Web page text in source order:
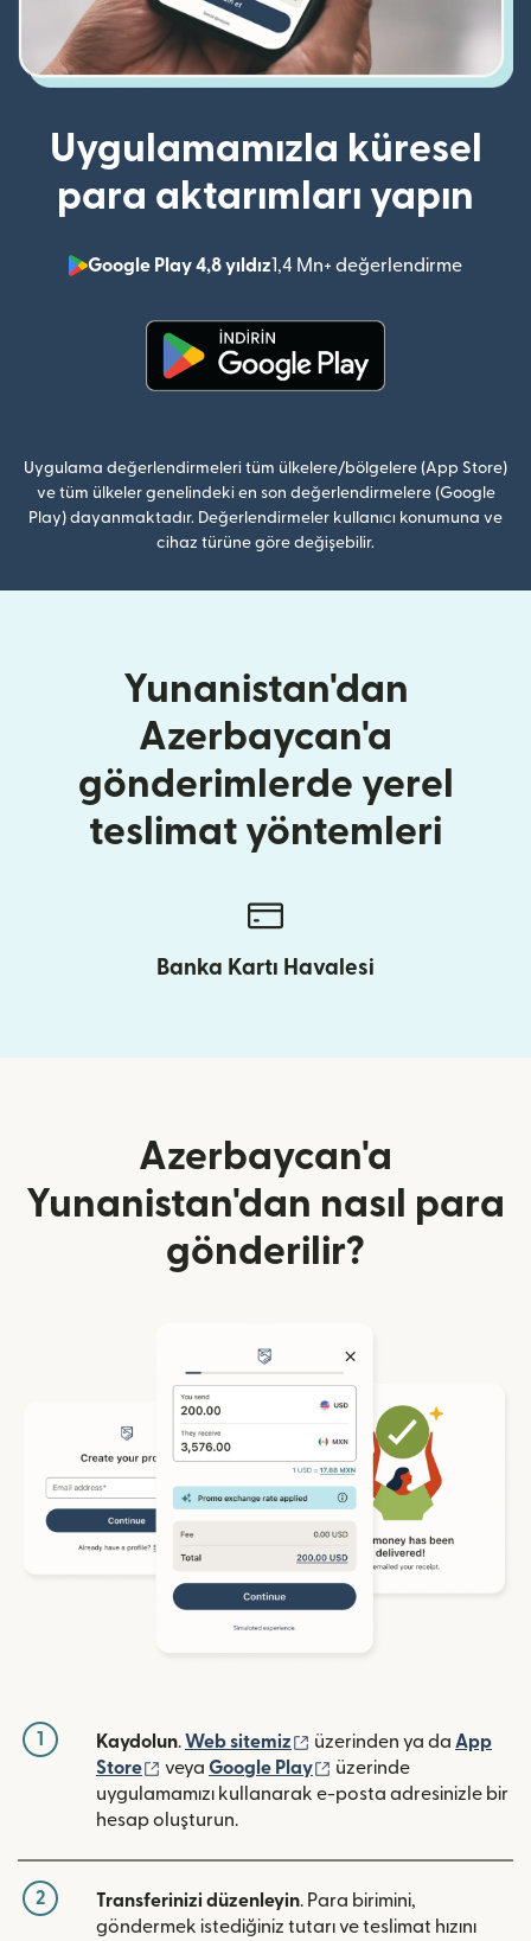
Uygulamamızla küresel
para aktarımları yapın
Google Play 4,8 yıldız1,4 Mn+ değerlendirme
Uygulama değerlendirmeleri tüm ülkelere/bölgelere (App Store)
ve tüm ülkeler genelindeki en son değerlendirmelere (Google
Play) dayanmaktadır. Değerlendirmeler kullanıcı konumuna ve
cihaz türüne göre değişebilir.
Yunanistan'dan
Azerbaycan'a
gönderimlerde yerel
teslimat yöntemleri
Banka Kartı Havalesi
Azerbaycan'a
Yunanistan'dan nasıl para
gönderilir?
1 Kaydolun.Web sitemiz (yeni pencerede açılır)
üzerinden ya da App
Store
(yeni pencerede açılır)
veya Google Play (yeni pencerede açılır)
üzerinde
uygulamamızı kullanarak e-posta adresinizle bir
hesap oluşturun.
2 Transferinizi düzenleyin. Para birimini,
göndermek istediğiniz tutarı ve teslimat hızını